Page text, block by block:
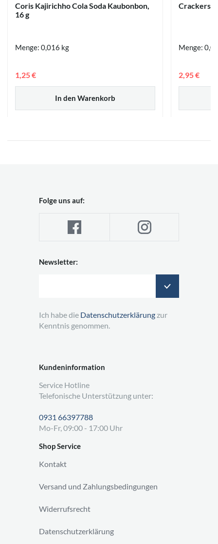
Coris Kajirichho Cola Soda Kaubonbon,
16 g
Menge: 0,016 kg
In den Warenkorb
1,25 €
Crackers
Menge:
2,95 €
Kundeninformation
Service Hotline
Telefonische Unterstützung unter:
0931 66397788
Mo-Fr, 09:00 - 17:00 Uhr
Shop Service
Kontakt
Versand und Zahlungsbedingungen
Widerrufsrecht
Datenschutzerklärung
Folge uns auf:
Newsletter:
Ich habe die Datenschutzerklärung zur
Kenntnis genommen.